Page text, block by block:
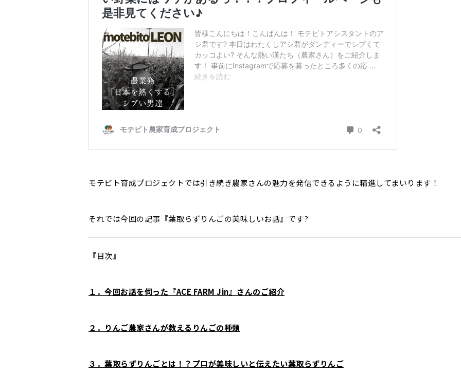
モテビト育成プロジェクトでは引き続き農家さんの魅力を発信できるように精進してまいります！
それでは今回の記事『葉取らずりんごの美味しいお話』です?
『目次』
１．今回お話を伺った『ACE FARM Jin』さんのご紹介
２．りんご農家さんが教えるりんごの種類
３．葉取らずりんごとは！？プロが美味しいと伝えたい葉取らずりんご